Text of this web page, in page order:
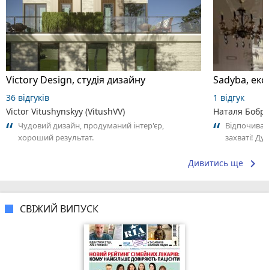
Victory Design, студія дизайну
36 відгуків
Victor Vitushynskyy (VitushVV)
Чудовий дизайн, продуманий інтер'єр,
хороший результат.
Sadyba,
1 відгук
Наталя
захваті!
Дивитись ще keyboard_arrow_right
СВІЖИЙ ВИПУСК